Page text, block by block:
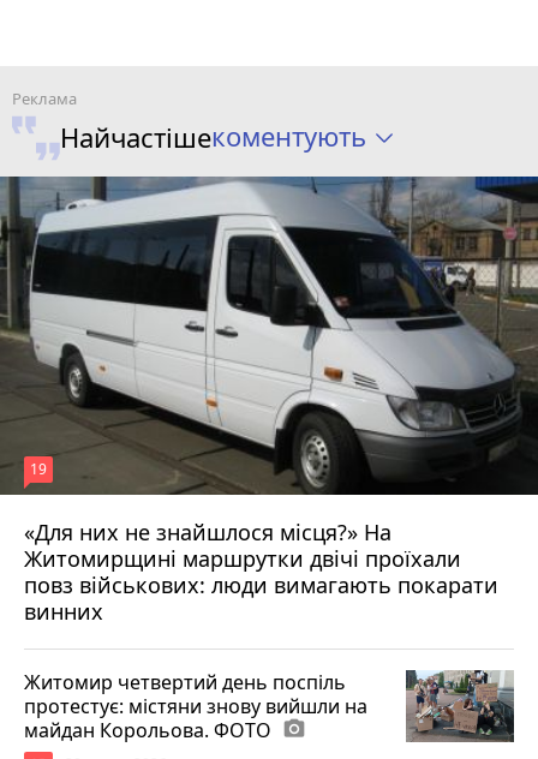
Найчастішекоментують
«Для них не знайшлося місця?» На
Житомирщині маршрутки двічі проїхали
повз військових: люди вимагають покарати
винних
19
17 липня 2026 р.
Житомир четвертий день поспіль
протестує: містяни знову вийшли на
майдан Корольова. ФОТО photo_camera